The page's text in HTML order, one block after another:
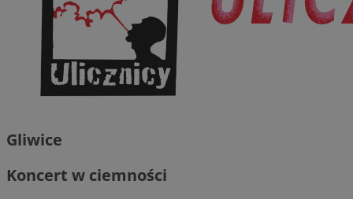
Gliwice
Koncert w ciemności